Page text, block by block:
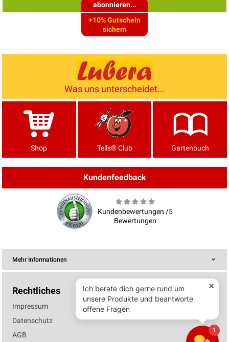
abonnieren...
+10% Gutschein
sichern
Was uns unterscheidet...
Shop Tells® Club Gartenbuch
Kundenfeedback
Kundenbewertungen /5
Bewertungen
Mehr Informationen
Rechtliches
Impressum
Datenschutz
AGB